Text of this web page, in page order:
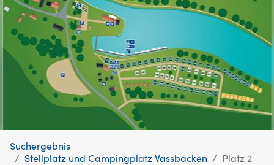
Suchergebnis
Stellplatz und Campingplatz Vassbacken
Platz 2